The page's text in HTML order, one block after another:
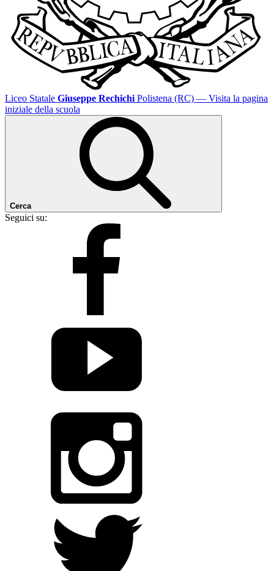
Liceo Statale Giuseppe Rechichi Polistena (RC) — Visita la pagina
iniziale della scuola
Cerca
Seguici su: